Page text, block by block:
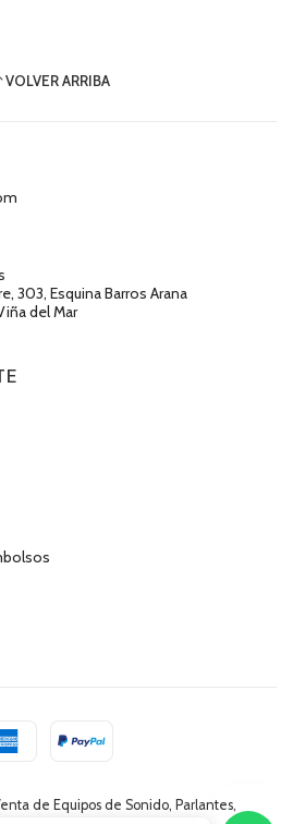
VOLVER ARRIBA
303, Esquina Barros Arana
del Mar
de Equipos de Sonido, Parlantes,